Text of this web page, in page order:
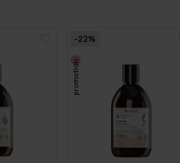
-22%
promotion